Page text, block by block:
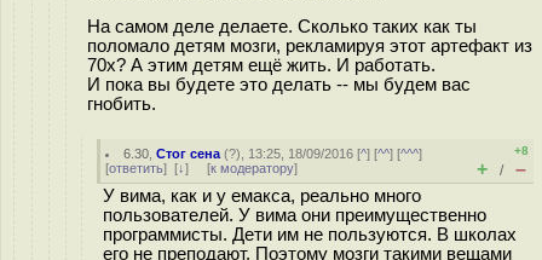
На самом деле делаете. Сколько таких как ты
поломало детям мозги, рекламируя этот артефакт из
70х? А этим детям ещё жить. И работать.
И пока вы будете это делать -- мы будем вас
гнобить.
6.30 ,Стог сена (?), 13:25, 18/09/2016 [^] [^^] [^^^]
[ответить] [↓] [к модератору]
+8
+ / –
У вима, как и у емакса, реально много
пользователей. У вима они преимущественно
программисты. Дети им не пользуются. В школах
его не преподают. Поэтому мозги такими вещами